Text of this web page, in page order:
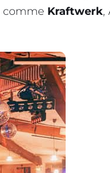
comme Kraftwerk,